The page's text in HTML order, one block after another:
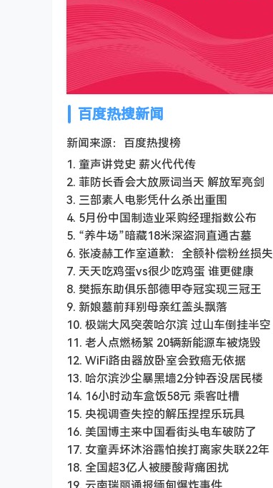
百度热搜新闻
新闻来源：百度热搜榜
1. 童声讲党史 薪火代代传
2. 菲防长香会大放厥词当天 解放军亮剑
3. 三部素人电影凭什么杀出重围
4. 5月份中国制造业采购经理指数公布
5. “养牛场”暗藏18米深盗洞直通古墓
6. 张凌赫工作室道歉：全额补偿粉丝损失
7. 天天吃鸡蛋vs很少吃鸡蛋 谁更健康
8. 樊振东助俱乐部德甲夺冠实现三冠王
9. 新娘墓前拜别母亲红盖头飘落
10. 极端大风突袭哈尔滨 过山车倒挂半空
11. 老人点燃杨絮 20辆新能源车被烧毁
12. WiFi路由器放卧室会致癌无依据
13. 哈尔滨沙尘暴黑墙2分钟吞没居民楼
14. 16小时动车盒饭58元 乘客吐槽
15. 央视调查失控的解压捏捏乐玩具
16. 美国博主来中国看街头电车破防了
17. 女童弄坏沐浴露怕挨打离家失联22年
18. 全国超3亿人被腰酸背痛困扰